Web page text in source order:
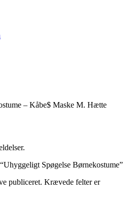
– Kåbe$ Maske M. Hætte
Spøgelse Børnekostume”
publiceret. Krævede felter er